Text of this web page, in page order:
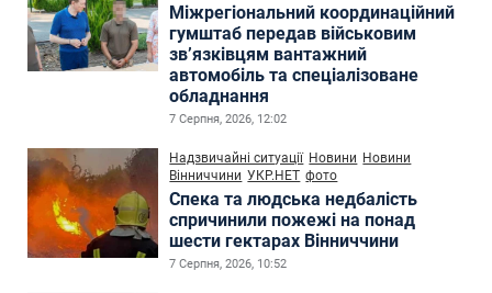
Міжрегіональний координаційний
гумштаб передав військовим
зв’язківцям вантажний
автомобіль та спеціалізоване
обладнання
7 Серпня, 2026, 12:02
Надзвичайні ситуації Новини Новини
Вінниччини УКР.НЕТ фото
Спека та людська недбалість
спричинили пожежі на понад
шести гектарах Вінниччини
7 Серпня, 2026, 10:52